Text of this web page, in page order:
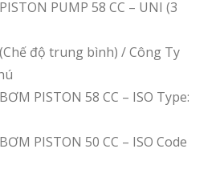
PUMP 58 CC – UNI (3
độ trung bình) / Công Ty
PISTON 58 CC – ISO Type:
PISTON 50 CC – ISO Code